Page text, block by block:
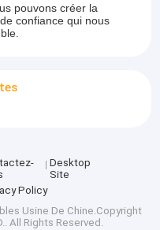
pouvons créer la
confiance qui nous
Desktop
Site
Policy
Usine De Chine.Copyright
All Rights Reserved.